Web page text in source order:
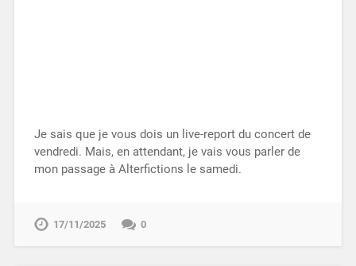
Je sais que je vous dois un live-report du concert de
vendredi. Mais, en attendant, je vais vous parler de
mon passage à Alterfictions le samedi.
17/11/2025 0